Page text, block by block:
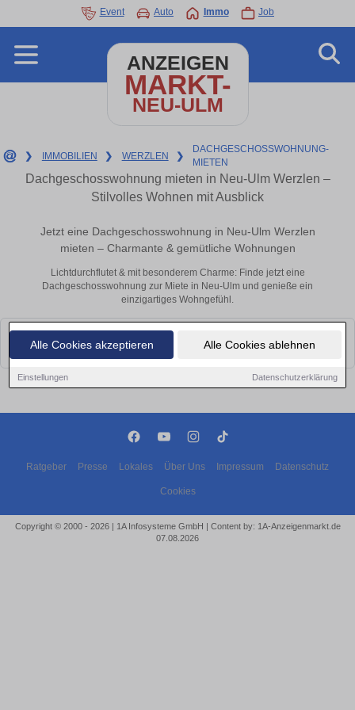
Alle Cookies akzeptieren Alle Cookies ablehnen
Einstellungen Datenschutzerklärung
Event Auto Immo Job
ANZEIGEN
MARKT-
NEU-ULM
❯ IMMOBILIEN ❯ WERZLEN ❯
DACHGESCHOSSWOHNUNG-
MIETEN
Dachgeschosswohnung mieten in Neu-Ulm Werzlen –
Stilvolles Wohnen mit Ausblick
Jetzt eine Dachgeschosswohnung in Neu-Ulm Werzlen
mieten – Charmante & gemütliche Wohnungen
Lichtdurchflutet & mit besonderem Charme: Finde jetzt eine
Dachgeschosswohnung zur Miete in Neu-Ulm und genieße ein
einzigartiges Wohngefühl.
Leider konnten wir derzeit keine passenden Objekte finden. Schauen Sie
bald wieder vorbei!
Ratgeber Presse Lokales Über Uns Impressum Datenschutz
Cookies
Copyright © 2000 - 2026 | 1A Infosysteme GmbH | Content by: 1A-Anzeigenmarkt.de
07.08.2026